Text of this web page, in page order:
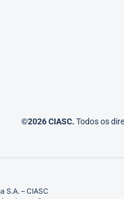
©2026 CIASC. Todos os
S.A. – CIASC